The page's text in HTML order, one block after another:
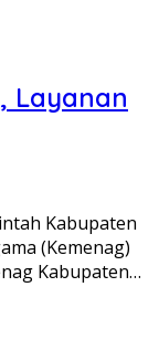
Layanan
Kabupaten
(Kemenag)
Kabupaten…